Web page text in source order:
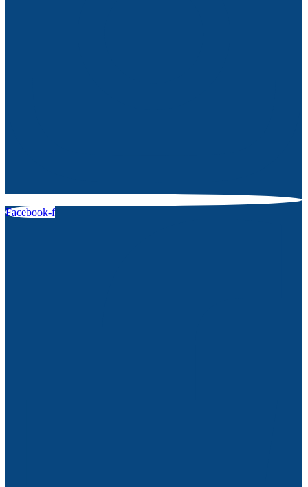
Facebook-f